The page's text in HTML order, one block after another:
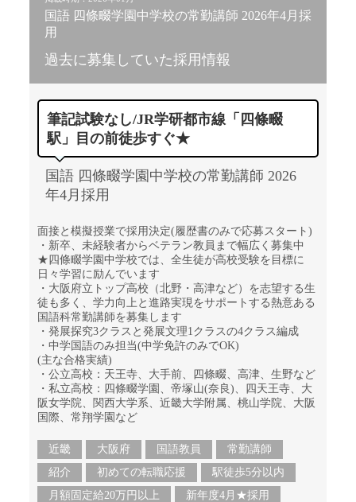
国語 四條畷学園中学校の常勤講師 2026年4月採
用
過去に募集していた採用情報
筆記試験なし/JR学研都市線「四條畷
駅」目の前徒歩すぐ★
国語 四條畷学園中学校の常勤講師 2026
年4月採用
面接と模擬授業で採用決定(履歴書のみで応募スタート)
・新卒、未経験者からベテラン教員まで幅広く募集中
★四條畷学園中学校では、全生徒が高校受験を目標に
日々学習に励んでいます
・大阪府立トップ高校（北野・高津など）を志望する生
徒も多く、学力向上と進路実現をサポートする熱意ある
国語科常勤講師を募集します
・発展探究3クラスと発展文理1クラスの4クラス編成
・中学国語のみ担当(中学免許のみでOK)
(主な合格実績)
・公立高校：天王寺、大手前、四條畷、高津、生野など
・私立高校：四條畷学園、帝塚山(奈良)、四天王寺、大
阪女学院、関西大学系、近畿大学附属、桃山学院、大阪
国際、常翔学園など
近畿 大阪府 国語教員
常勤講師
紹介
初めての転職応援
駅徒歩5分以内
月額固定給20万円以上
新年度4月★採用